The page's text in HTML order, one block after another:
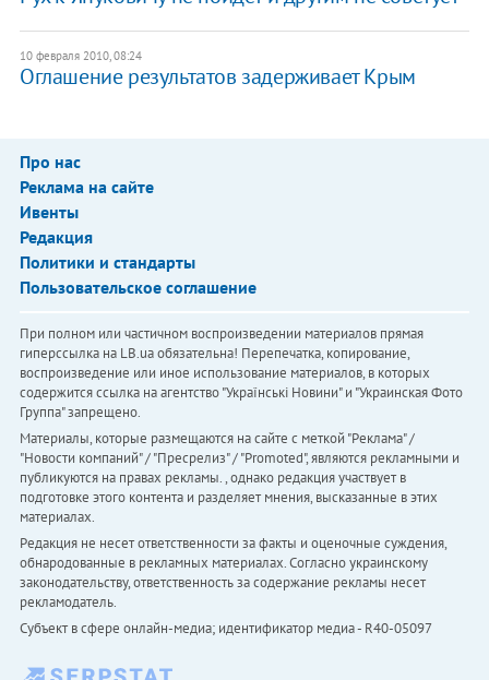
10 февраля 2010, 08:24
Оглашение результатов задерживает Крым
Про нас
Реклама на сайте
Ивенты
Редакция
Политики и стандарты
Пользовательское соглашение
При полном или частичном воспроизведении материалов прямая
гиперссылка на LB.ua обязательна! Перепечатка, копирование,
воспроизведение или иное использование материалов, в которых
содержится ссылка на агентство "Українськi Новини" и "Украинская Фото
Группа" запрещено.
Материалы, которые размещаются на сайте с меткой "Реклама" /
"Новости компаний" / "Пресрелиз" / "Promoted", являются рекламными и
публикуются на правах рекламы. , однако редакция участвует в
подготовке этого контента и разделяет мнения, высказанные в этих
материалах.
Редакция не несет ответственности за факты и оценочные суждения,
обнародованные в рекламных материалах. Согласно украинскому
законодательству, ответственность за содержание рекламы несет
рекламодатель.
Субъект в сфере онлайн-медиа; идентификатор медиа - R40-05097